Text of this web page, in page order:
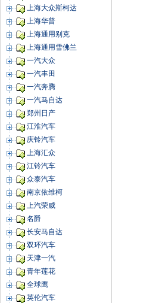
上海大众斯柯达
上海华普
上海通用别克
上海通用雪佛兰
一汽大众
一汽丰田
一汽奔腾
一汽马自达
郑州日产
江淮汽车
庆铃汽车
上海汇众
江铃汽车
众泰汽车
南京依维柯
上汽荣威
名爵
长安马自达
双环汽车
天津一汽
青年莲花
全球鹰
英伦汽车